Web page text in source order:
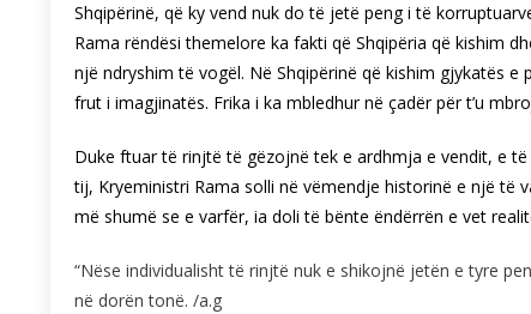
Shqipërinë, që ky vend nuk do të jetë peng i të
Rama rëndësi themelore ka fakti që Shqipëria që kishim
një ndryshim të vogël. Në Shqipërinë që kishim gjykatës
frut i imagjinatës. Frika i ka mbledhur në çadër për t’u
Duke ftuar të rinjtë të gëzojnë tek e ardhmja e vendit, e
tij, Kryeministri Rama solli në vëmendje historinë e një të
më shumë se e varfër, ia doli të bënte ëndërrën e vet
“Nëse individualisht të rinjtë nuk e shikojnë jetën e tyre
në dorën tonë. /a.g